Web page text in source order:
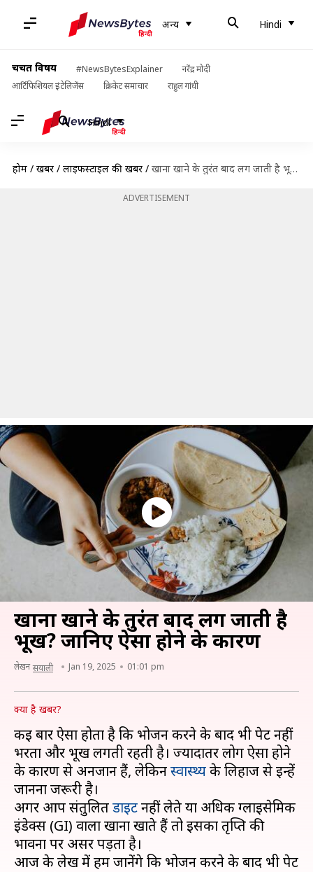
अन्य Hindi
चर्चित विषय #NewsBytesExplainer
नरेंद्र मोदी
आर्टिफिशियल इंटेलिजेंस
क्रिकेट समाचार राहुल गांधी
Hindi
होम / खबरें / लाइफस्टाइल की खबरें / खाना खाने के तुरंत बाद लग जाती है भूख? जानिए ऐसा होने के कारण
ADVERTISEMENT
खाना खाने के तुरंत बाद लग जाती है
भूख? जानिए ऐसा होने के कारण
लेखन सयाली Jan 19, 2025 01:01 pm
क्या है खबर?
कई बार ऐसा होता है कि भोजन करने के बाद भी पेट नहीं
भरता और भूख लगती रहती है। ज्यादातर लोग ऐसा होने
के कारण से अनजान हैं, लेकिनस्वास्थ्यके लिहाज से इन्हें
जानना जरूरी है।
अगर आप संतुलितडाइटनहीं लेते या अधिक ग्लाइसेमिक
इंडेक्स (GI) वाला खाना खाते हैं तो इसका तृप्ति की
भावना पर असर पड़ता है।
आज के लेख में हम जानेंगे कि भोजन करने के बाद भी पेट